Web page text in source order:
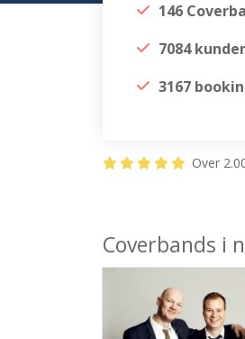
146
7084 kunder
3167
Over
Coverbands i